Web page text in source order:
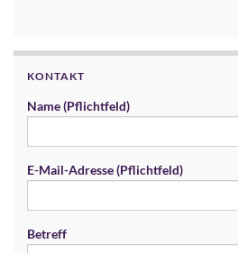
KONTAKT
Name (Pflichtfeld)
E-Mail-Adresse (Pflichtfeld)
Betreff